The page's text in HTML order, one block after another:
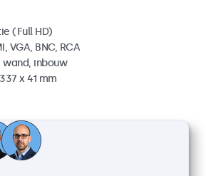
(Full HD)
VGA, BNC, RCA
inbouw
x 41 mm